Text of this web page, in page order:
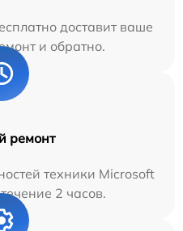
доставит ваше
и обратно.
ремонт
техники Microsoft
2 часов.